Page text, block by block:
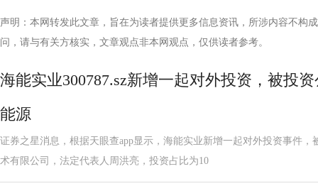
声明：本网转发此文章，旨在为读者提供更多信息资讯，所涉内容不构
问，请与有关方核实，文章观点非本网观点，仅供读者参考。
海能实业300787.sz新增一起对外投资，被投
能源
证券之星消息，根据天眼查app显示，海能实业新增一起对外投资事件
术有限公司，法定代表人周洪亮，投资占比为10